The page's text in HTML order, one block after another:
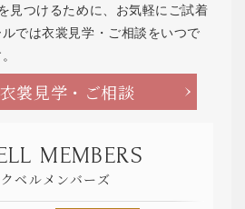
見つけるために、お気軽にご試着
では衣裳見学・ご相談をいつで
裳見学・ご相談
MEMBERS
ベルメンバーズ